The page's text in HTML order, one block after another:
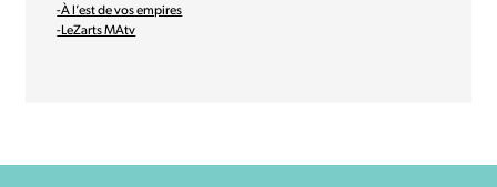
-À l’est de vos empires
-LeZarts MAtv